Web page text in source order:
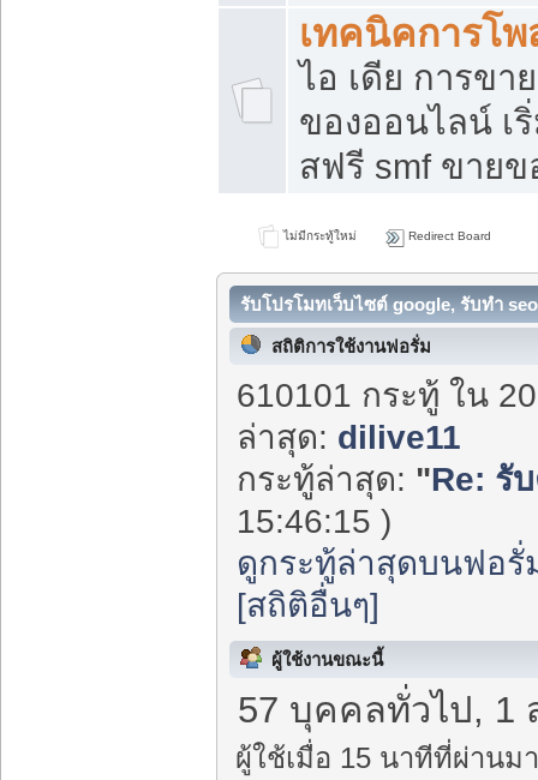
เทคนิคการโ
ไอ เดีย การขา
ของออนไลน์ เ
สฟรี smf ขาย
ไม่มีกระทู้ใหม่ Redirect Board
รับโปรโมทเว็บไซต์ google, รับทำ
สถิติการใช้งานฟอรั่ม
610101 กระทู้ ใน
ล่าสุด: dilive11
กระทู้ล่าสุด: "Re: รั
15:46:15 )
ดูกระทู้ล่าสุดบนฟอรั่
[สถิติอื่นๆ]
ผู้ใช้งานขณะนี้
57 บุคคลทั่วไป, 1
ผู้ใช้เมื่อ 15 นาทีที่ผ่านม